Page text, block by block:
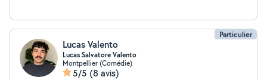
Particulier
Lucas Valento
Lucas Salvatore Valento
Montpellier (Comédie)
5/5 (8 avis)